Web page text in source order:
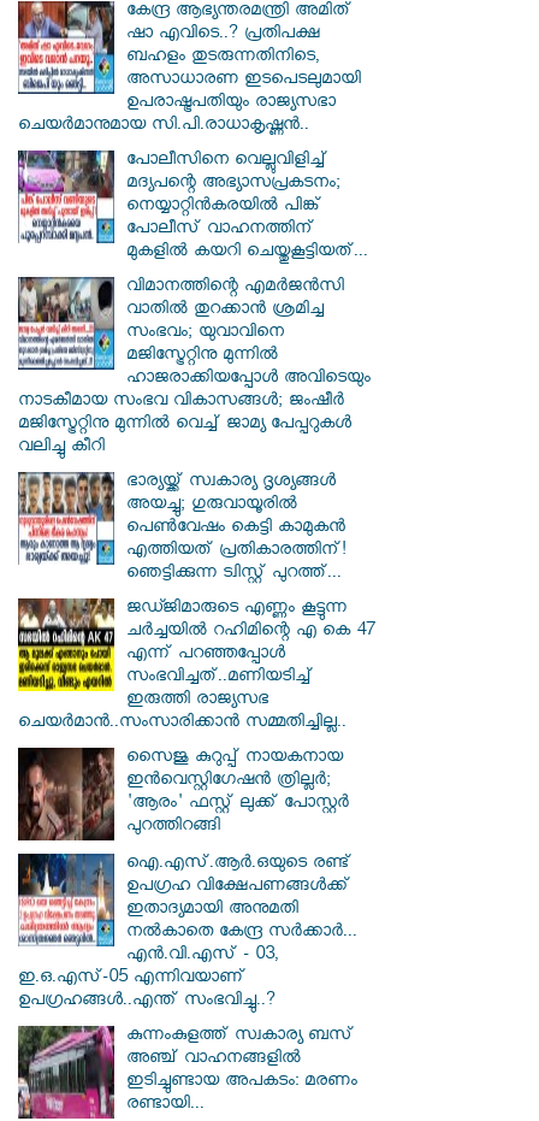
കേന്ദ്ര ആഭ്യന്തരമന്ത്രി അമിത്
ഷാ എവിടെ..? പ്രതിപക്ഷ
ബഹളം തുടരുന്നതിനിടെ,
അസാധാരണ ഇടപെടലുമായി
ഉപരാഷ്ട്രപതിയും രാജ്യസഭാ
ചെയർമാനുമായ സി.പി.രാധാകൃഷ്ണൻ..
പോലീസിനെ വെല്ലുവിളിച്ച്
മദ്യപന്റെ അഭ്യാസപ്രകടനം;
നെയ്യാറ്റിൻകരയിൽ പിങ്ക്
പോലീസ് വാഹനത്തിന്
മുകളിൽ കയറി ചെയ്തുകൂട്ടിയത്...
വിമാനത്തിന്റെ എമർജൻസി
വാതിൽ തുറക്കാൻ ശ്രമിച്ച
സംഭവം; യുവാവിനെ
മജിസ്ട്രേറ്റിനു മുന്നിൽ
ഹാജരാക്കിയപ്പോൾ അവിടെയും
നാടകീമായ സംഭവ വികാസങ്ങൾ; ജംഷീർ
മജിസ്ട്രേറ്റിനു മുന്നിൽ വെച്ച് ജാമ്യ പേപ്പറുകൾ
വലിച്ചു കീറി
ഭാര്യയ്ക്ക് സ്വകാര്യ ദൃശ്യങ്ങൾ
അയച്ചു; ഗുരുവായൂരിൽ
പെൺവേഷം കെട്ടി കാമുകൻ
എത്തിയത് പ്രതികാരത്തിന്!
ഞെട്ടിക്കുന്ന ട്വിസ്റ്റ് പുറത്ത്...
ജഡ്ജിമാരുടെ എണ്ണം കൂട്ടുന്ന
ചർച്ചയിൽ റഹിമിന്റെ എ കെ 47
എന്ന് പറഞ്ഞപ്പോൾ
സംഭവിച്ചത്..മണിയടിച്ച്
ഇരുത്തി രാജ്യസഭ
ചെയർമാൻ..സംസാരിക്കാൻ സമ്മതിച്ചില്ല..
സൈജു കുറുപ്പ് നായകനായ
ഇൻവെസ്റ്റിഗേഷൻ ത്രില്ലർ;
'ആരം' ഫസ്റ്റ് ലുക്ക് പോസ്റ്റർ
പുറത്തിറങ്ങി
ഐ.എസ്.ആർ.ഒയുടെ രണ്ട്
ഉപഗ്രഹ വിക്ഷേപണങ്ങൾക്ക്
ഇതാദ്യമായി അനുമതി
നൽകാതെ കേന്ദ്ര സർക്കാർ...
എൻ.വി.എസ് - 03,
ഇ.ഒ.എസ്-05 എന്നിവയാണ്
ഉപഗ്രഹങ്ങൾ..എന്ത് സംഭവിച്ചു..?
കുന്നംകുളത്ത് സ്വകാര്യ ബസ്
അഞ്ച് വാഹനങ്ങളിൽ
ഇടിച്ചുണ്ടായ അപകടം: മരണം
രണ്ടായി...